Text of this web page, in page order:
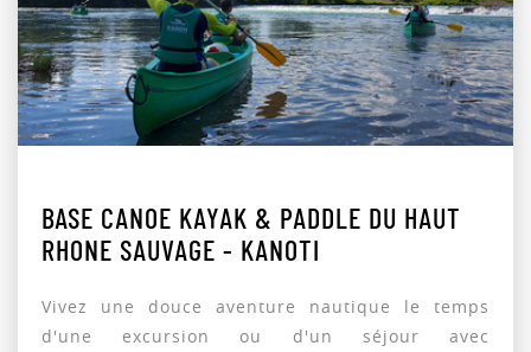
BASE CANOE KAYAK & PADDLE DU HAUT
RHONE SAUVAGE - KANOTI
Vivez une douce aventure nautique le temps
d'une excursion ou d'un séjour avec